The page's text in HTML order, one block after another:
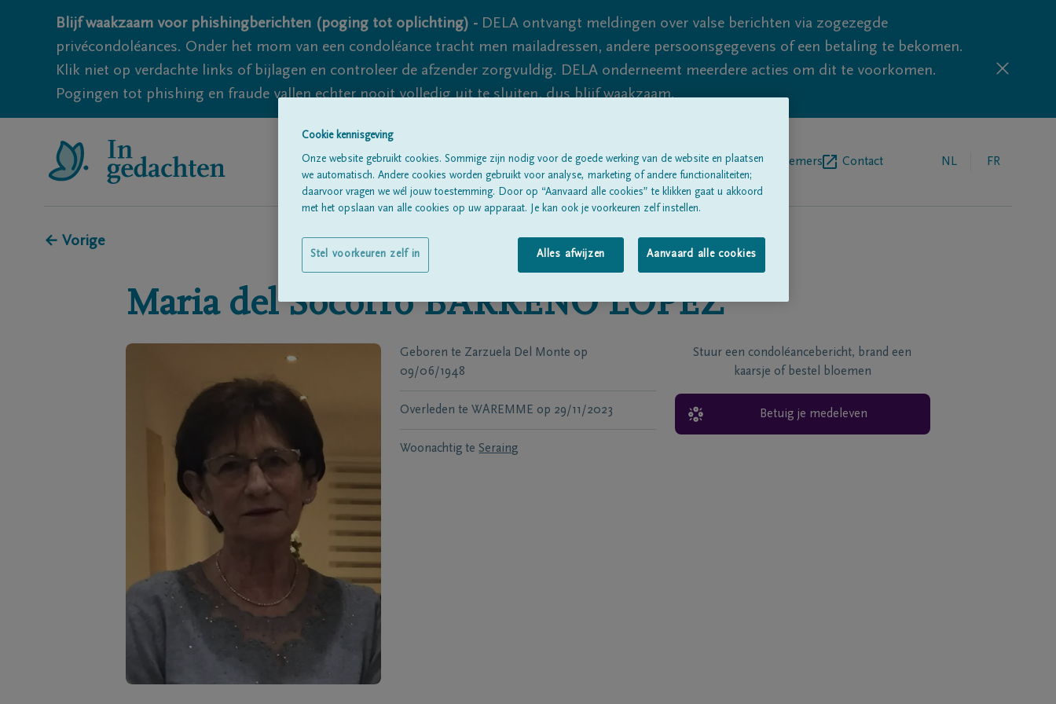
Blijf waakzaam voor phishingberichten (poging tot oplichting) - DELA ontvangt meldingen over valse berichten via zogezegde
privécondoléances. Onder het mom van een condoléance tracht men mailadressen, andere persoonsgegevens of een betaling te bekomen.
Klik niet op verdachte links of bijlagen en controleer de afzender zorgvuldig. DELA onderneemt meerdere acties om dit te voorkomen.
Pogingen tot phishing en fraude vallen echter nooit volledig uit te sluiten, dus blijf waakzaam.
Alle rouwberichtenOver onsBegrafenisondernemers Contact NL FR
← Vorige
Maria del Socorro BARRENO LOPEZ
Geboren te Zarzuela Del Monte op
09/06/1948
Overleden te WAREMME op 29/11/2023
Woonachtig te Seraing
Stuur een condoléancebericht, brand een
kaarsje of bestel bloemen
Betuig je medeleven
Cookie kennisgeving
Onze website gebruikt cookies. Sommige zijn nodig voor de goede werking van de website en plaatsen
we automatisch. Andere cookies worden gebruikt voor analyse, marketing of andere functionaliteiten;
daarvoor vragen we wél jouw toestemming. Door op “Aanvaard alle cookies” te klikken gaat u akkoord
met het opslaan van alle cookies op uw apparaat. Je kan ook je voorkeuren zelf instellen.
Alles afwijzen Aanvaard alle cookies
Stel voorkeuren zelf in